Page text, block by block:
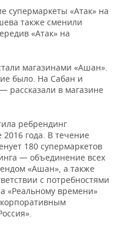
супермаркеты «Атак» на
также сменили
«Атак» на
магазинами «Ашан».
было. На Сабан и
рассказали в магазине
ребрендинг
2016 года. В течение
180 супермаркетов
— объединение всех
«Ашан», а также
с потребностями
«Реальному времени»